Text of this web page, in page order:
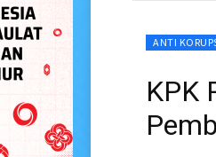
ANTI
KPK